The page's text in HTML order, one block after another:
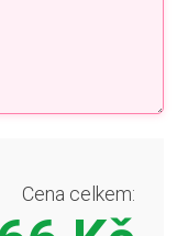
Cena celkem: